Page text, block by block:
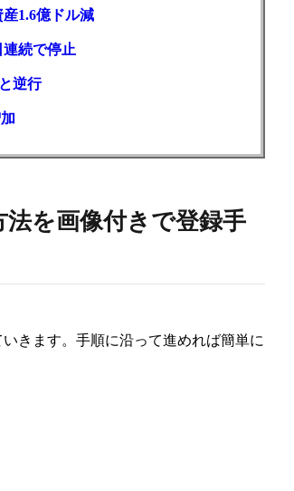
1.6億ドル減
続で停止
逆行
を画像付きで登録手
きます。手順に沿って進めれば簡単に